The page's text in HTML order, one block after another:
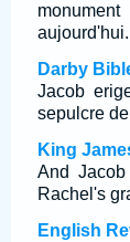
aujourd'hui.
Darby
Jacob
sepulcre
King
And
Rachel's
English